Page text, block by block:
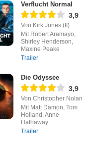
Verflucht Normal
3,9
Von Kirk Jones (II)
Mit Robert Aramayo,
Shirley Henderson,
Maxine Peake
Trailer
Die Odyssee
3,9
Von Christopher Nolan
Mit Matt Damon, Tom
Holland, Anne
Hathaway
Trailer